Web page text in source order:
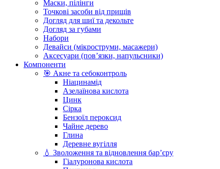
Маски, пілінги
Точкові засоби від прищів
Догляд для шиї та декольте
Догляд за губами
Набори
Девайси (мікроструми, масажери)
Аксесуари (повʼязки, напульсники)
Компоненти
🎯 Акне та себоконтроль
Ніацинамід
Азелаїнова кислота
Цинк
Сірка
Бензоїл пероксид
Чайне дерево
Глина
Деревне вугілля
💧 Зволоження та відновлення бар’єру
Гіалуронова кислота